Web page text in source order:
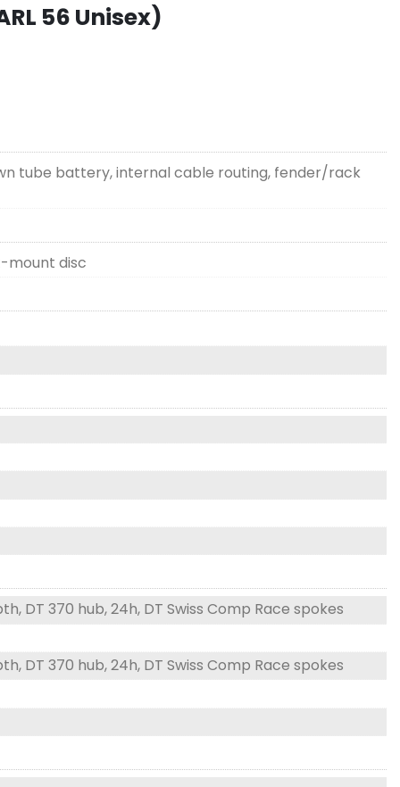
56 Unisex)
tube battery, internal cable routing, fender/rack
mount disc
DT 370 hub, 24h, DT Swiss Comp Race spokes
DT 370 hub, 24h, DT Swiss Comp Race spokes